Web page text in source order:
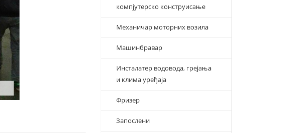
компјутерско конструисање
Механичар моторних возила
Машинбравар
Инсталатер водовода, грејања
и клима уређаја
Фризер
Запослени